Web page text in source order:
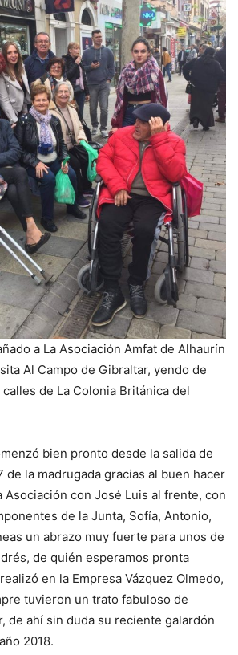
a La Asociación Amfat de Alhaurín
Al Campo de Gibraltar, yendo de
de La Colonia Británica del
bien pronto desde la salida de
de la madrugada gracias al buen hacer
Asociación con José Luis al frente, con
de la Junta, Sofía, Antonio,
un abrazo muy fuerte para unos de
de quién esperamos pronta
en la Empresa Vázquez Olmedo,
tuvieron un trato fabuloso de
de ahí sin duda su reciente galardón
2018.